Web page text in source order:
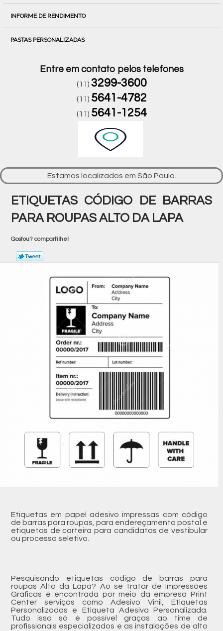
INFORME DE RENDIMENTO
PASTAS PERSONALIZADAS
Entre em contato pelos telefones
(11) 3299-3600
(11) 5641-4782
(11) 5641-1254
Estamos localizados em São Paulo.
ETIQUETAS CÓDIGO DE BARRAS
PARA ROUPAS ALTO DA LAPA
Gostou? compartilhe!
Etiquetas em papel adesivo impressas com código
de barras para roupas, para endereçamento postal e
etiquetas de carteira para candidatos de vestibular
ou processo seletivo.
Pesquisando etiquetas código de barras para
roupas Alto da Lapa? Ao se tratar de Impressões
Gráficas é encontrada por meio da empresa Print
Center serviços como Adesivo Vinil, Etiquetas
Personalizadas e Etiqueta Adesiva Personalizada.
Tudo isso só é possível graças ao time de
profissionais especializados e as instalações de alto